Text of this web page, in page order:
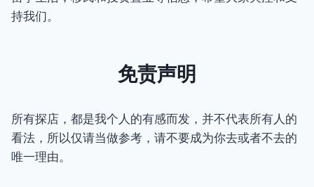
持我们。
免责声明
所有探店，都是我个人的有感而发，并不代表所有人的
看法，所以仅请当做参考，请不要成为你去或者不去的
唯一理由。